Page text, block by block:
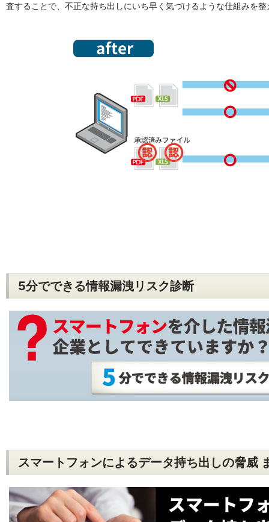
査することで、不正な持ち出しにいち早く気づけるような仕組みを整
5分でできる情報漏洩リスク診断
スマートフォンによるデータ持ち出しの脅威